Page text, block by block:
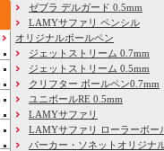
ゼブラ デルガード 0.5mm
LAMYサファリ ペンシル
オリジナルボールペン
ジェットストリーム 0.7mm
ジェットストリーム 0.5mm
クリフター ボールペン0.7mm
ユニボールRE 0.5mm
LAMYサファリ
LAMYサファリ ローラーボー
パーカー・ソネットオリジナ